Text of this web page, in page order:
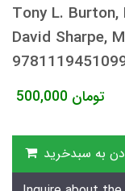
Tony L.
David Sharpe,
500,000 تومان
به سبدخرید